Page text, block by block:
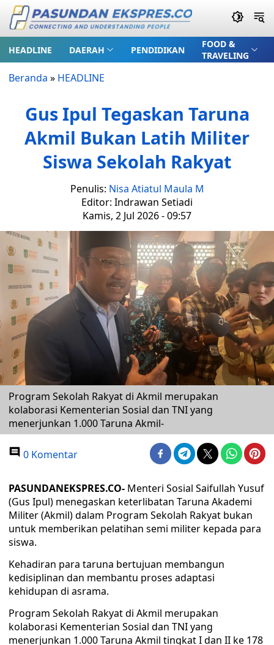
HEADLINE DAERAH PENDIDIKAN
FOOD &
TRAVELING
Beranda » HEADLINE
Gus Ipul Tegaskan Taruna
Akmil Bukan Latih Militer
Siswa Sekolah Rakyat
Penulis: Nisa Atiatul Maula M
Editor: Indrawan Setiadi
Kamis, 2 Jul 2026 - 09:57
Program Sekolah Rakyat di Akmil merupakan
kolaborasi Kementerian Sosial dan TNI yang
menerjunkan 1.000 Taruna Akmil-
0 Komentar
PASUNDANEKSPRES.CO- Menteri Sosial Saifullah Yusuf
(Gus Ipul) menegaskan keterlibatan Taruna Akademi
Militer (Akmil) dalam Program Sekolah Rakyat bukan
untuk memberikan pelatihan semi militer kepada para
siswa.
Kehadiran para taruna bertujuan membangun
kedisiplinan dan membantu proses adaptasi
kehidupan di asrama.
Program Sekolah Rakyat di Akmil merupakan
kolaborasi Kementerian Sosial dan TNI yang
menerjunkan 1.000 Taruna Akmil tingkat I dan II ke 178